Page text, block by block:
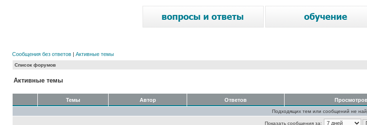
Сообщения без ответов | Активные темы
Список форумов
Активные темы
Темы Автор Ответов
Подходящих тем или сообщений не
Показать сообщения за: